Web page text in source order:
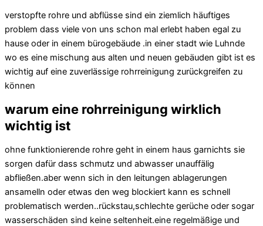
verstopfte rohre und abflüsse sind ein ziemlich häuftiges
problem dass viele von uns schon mal erlebt haben egal zu
hause oder in einem bürogebäude .in einer stadt wie Luhnde
wo es eine mischung aus alten und neuen gebäuden gibt ist es
wichtig auf eine zuverlässige rohrreinigung zurückgreifen zu
können
warum eine rohrreinigung wirklich
wichtig ist
ohne funktionierende rohre geht in einem haus garnichts sie
sorgen dafür dass schmutz und abwasser unauffälig
abfließen.aber wenn sich in den leitungen ablagerungen
ansamelln oder etwas den weg blockiert kann es schnell
problematisch werden..rückstau,schlechte gerüche oder sogar
wasserschäden sind keine seltenheit.eine regelmäßige und